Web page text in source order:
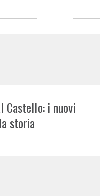
Castello: i nuovi
storia